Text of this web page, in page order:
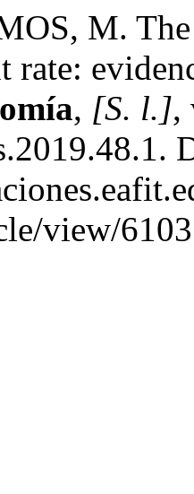
M.
rate:
, [S. l.],
view/